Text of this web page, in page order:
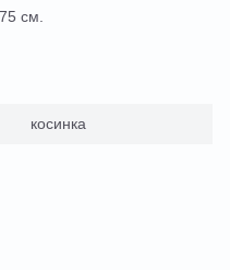
см.
косинка